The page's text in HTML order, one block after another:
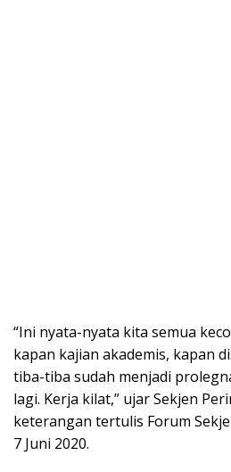
“Ini nyata-nyata kita semua
kapan kajian akademis, kapan
tiba-tiba sudah menjadi
lagi. Kerja kilat,” ujar Sekjen
keterangan tertulis Forum
7 Juni 2020.